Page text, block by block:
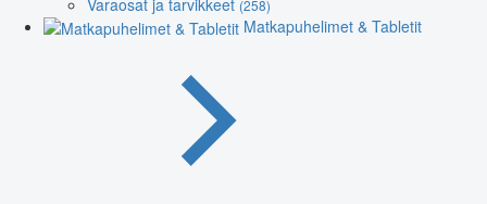
(258)
Matkapuhelimet & Tabletit